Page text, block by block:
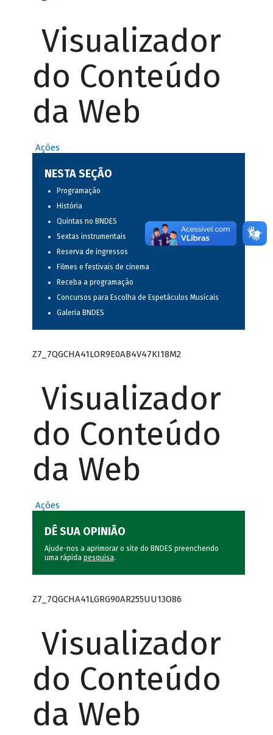
Visualizador
do Conteúdo
da Web
Ações
NESTA SEÇÃO
Programação
História
Quintas no BNDES
Sextas instrumentais
Reserva de ingressos
Filmes e festivais de cinema
Receba a programação
Concursos para Escolha de Espetáculos Musicais
Galeria BNDES
Z7_7QGCHA41LOR9E0AB4V47KI18M2
Visualizador
do Conteúdo
da Web
Ações
DÊ SUA OPINIÃO
Ajude-nos a aprimorar o site do BNDES preenchendo
uma rápida pesquisa.
Z7_7QGCHA41LGRG90AR255UU13O86
Visualizador
do Conteúdo
da Web